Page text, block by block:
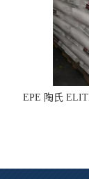
EPE 陶氏